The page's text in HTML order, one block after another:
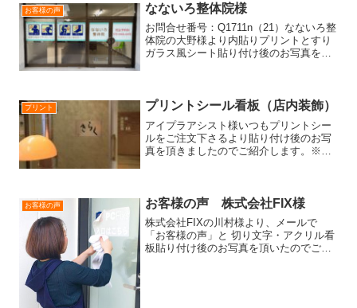
お客様の声 なないろ整体院様
お問合せ番号：Q1711n（21）なないろ整
体院の大野様より内貼りプリントとすり
ガラス風シート貼り付け後のお写真を頂
ご報告いたしま...
プリント プリントシール看板（店内装飾）
アイプラアシスト様いつもプリントシー
ルをご注文下さるより貼り付け後のお写
真を頂きましたのでご紹介します。※写
体に影が入っておりまして...
お客様の声 お客様の声 株式会社FIX様
株式会社FIXの川村様より、メールで
「お客様の声」と 切り文字・アクリル看
板貼り付け後のお写真を頂いたのでご紹